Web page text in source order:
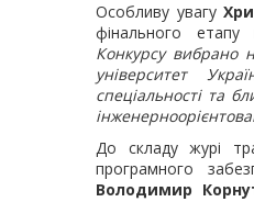
Особливу увагу
фінального етапу
Конкурсу вибрано
університет
спеціальності та
До складу журі
програмного
Володимир